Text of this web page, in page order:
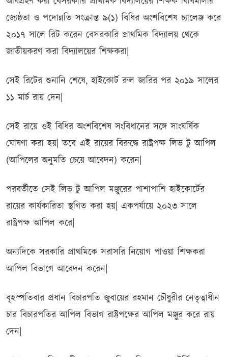
জ্যেষ্ঠতা ও পদোন্নতি সংক্রান্ত ৯(১) বিধির অংশবিশেষ চ্যালেঞ্জ করে
২০১৭ সালে রিট করেন বেসরকারি প্রাথমিক বিদ্যালয় থেকে
জাতীয়করণ করা বিদ্যালয়ের শিক্ষকরা|
সেই রিটের শুনানি শেষে, হাইকোর্ট রুল জারির পর ২০১৯ সালের
১১ মার্চ রায় দেন|
সেই রায়ে ওই বিধির অংশবিশেষ সংবিধানের সঙ্গে সাংঘর্ষিক
ঘোষণা করা হয়| তবে এই রায়ের বিরুদ্ধে রাষ্ট্রপক্ষ লিভ টু আপিল
(আপিলের অনুমতি চেয়ে আবেদন) করেন|
পরবর্তীতে সেই লিভ টু আপিল মঞ্জুরের পাশাপাশি হাইকোর্টের
রায়ের কার্যকারিতা স্থগিত করা হয়| একপর্যায়ে ২০২৩ সালে
রাষ্ট্রপক্ষ আপিল করে|
অন্যদিকে সরকারি প্রাথমিকে সরাসরি নিয়োগ পাওয়া শিক্ষকরা
আপিল বিভাগে আবেদন করেন|
বৃহস্পতিবার প্রধান বিচারপতি জুবায়ের রহমান চৌধুরীর নেতৃত্বাধীন
চার বিচারপতির আপিল বিভাগ রাষ্ট্রপক্ষের আপিল মঞ্জুর করে রায়
দেন|